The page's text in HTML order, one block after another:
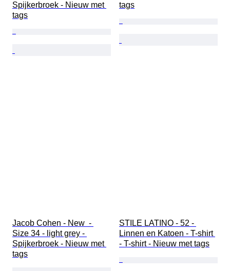
Spijkerbroek - Nieuw met
tags
tags
Jacob Cohen - New  -
Size 34 - light grey -
Spijkerbroek - Nieuw met
tags
STILE LATINO - 52 -
Linnen en Katoen - T-shirt
- T-shirt - Nieuw met tags